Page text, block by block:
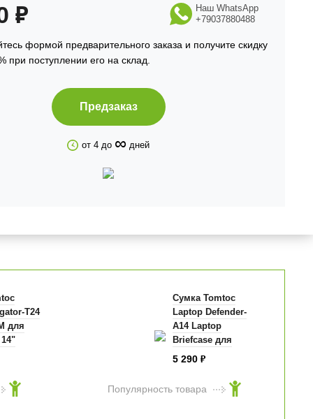
₽
формой предварительного заказа и получите скидку
при поступлении его на склад.
Наш WhatsApp
+79037880488
Предзаказ
от 4 до ∞ дней
T24
для
Сумка Tomtoc
Laptop Defender-
A14 Laptop
Briefcase для
ноутбуков 16"
5 290 ₽
Популярность товара